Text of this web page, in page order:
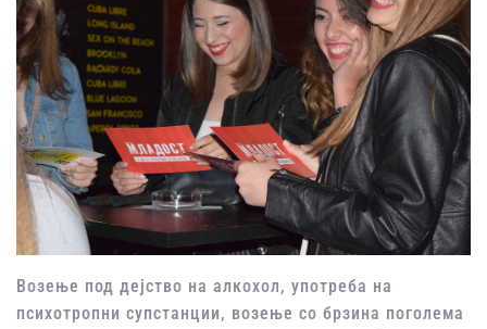
Возење под дејство на алкохол, употреба на
психотропни супстанции, возење со брзина поголема